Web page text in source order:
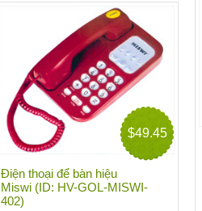
$49.45
Điện thoại để bàn hiệu
Miswi (ID: HV-GOL-MISWI-
402)